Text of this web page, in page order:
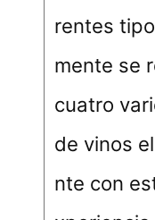
rentes
mente se
cuatro
de vinos
nte con